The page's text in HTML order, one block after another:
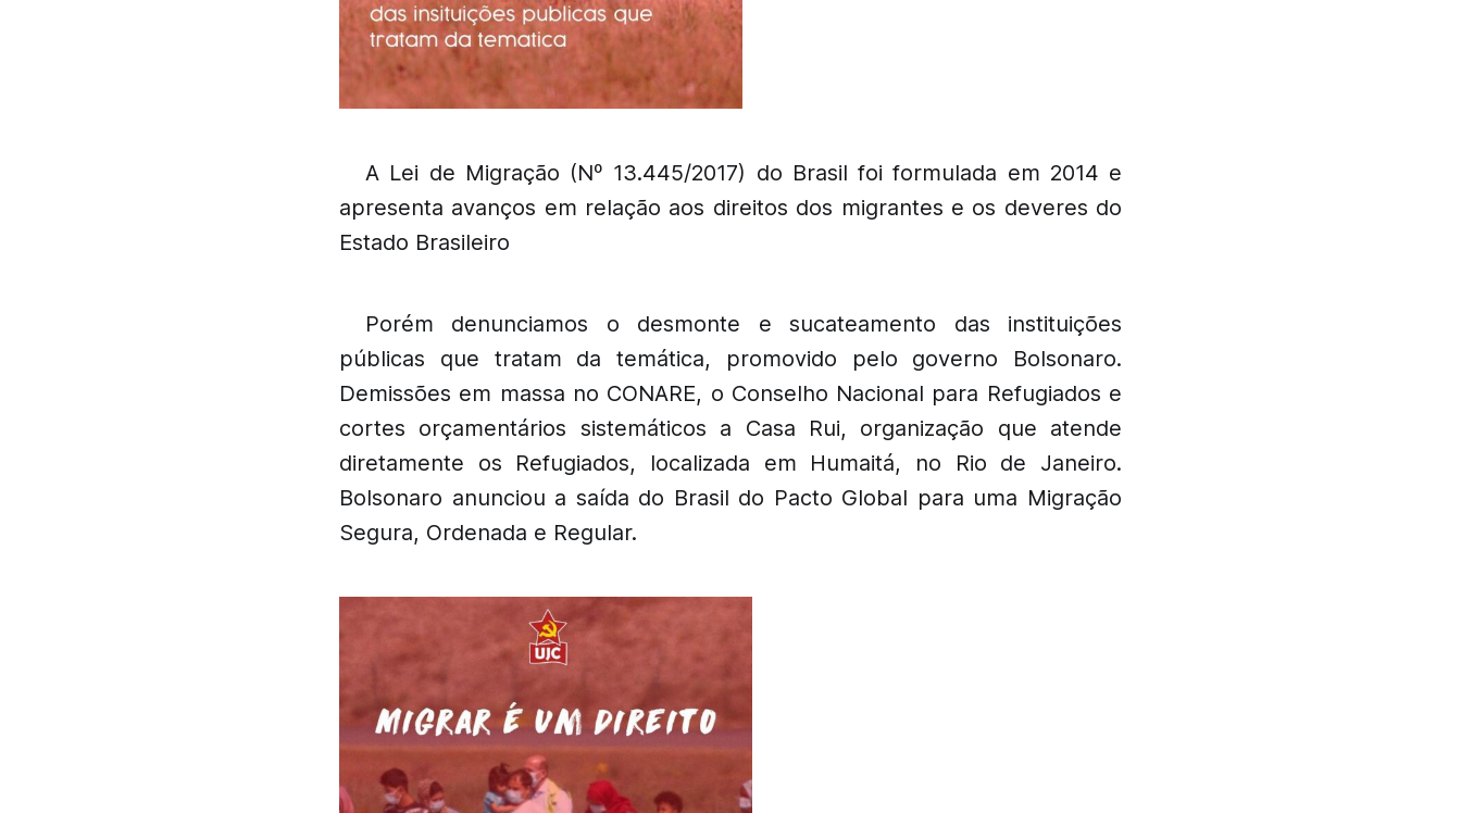
A Lei de Migração (Nº 13.445/2017) do Brasil foi formulada em 2014 e
apresenta avanços em relação aos direitos dos migrantes e os deveres do
Estado Brasileiro
Porém denunciamos o desmonte e sucateamento das instituições
públicas que tratam da temática, promovido pelo governo Bolsonaro.
Demissões em massa no CONARE, o Conselho Nacional para Refugiados e
cortes orçamentários sistemáticos a Casa Rui, organização que atende
diretamente os Refugiados, localizada em Humaitá, no Rio de Janeiro.
Bolsonaro anunciou a saída do Brasil do Pacto Global para uma Migração
Segura, Ordenada e Regular.